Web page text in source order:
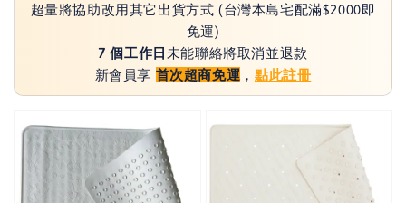
超量將協助改用其它出貨方式 (台灣本島宅配滿$2000即
免運)
7 個工作日 未能聯絡將取消並退款
新會員享 首次超商免運 ， 點此註冊